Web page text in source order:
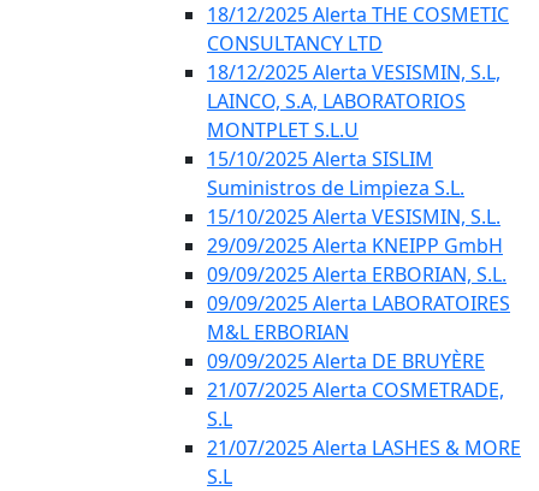
18/12/2025 Alerta THE COSMETIC
CONSULTANCY LTD
18/12/2025 Alerta VESISMIN, S.L,
LAINCO, S.A, LABORATORIOS
MONTPLET S.L.U
15/10/2025 Alerta SISLIM
Suministros de Limpieza S.L.
15/10/2025 Alerta VESISMIN, S.L.
29/09/2025 Alerta KNEIPP GmbH
09/09/2025 Alerta ERBORIAN, S.L.
09/09/2025 Alerta LABORATOIRES
M&L ERBORIAN
09/09/2025 Alerta DE BRUYÈRE
21/07/2025 Alerta COSMETRADE,
S.L
21/07/2025 Alerta LASHES & MORE
S.L